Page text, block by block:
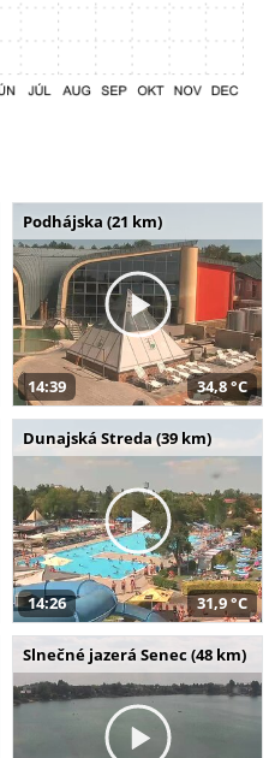
Podhájska (21 km)
14:39 34,8 °C
Dunajská Streda (39 km)
14:26 31,9 °C
Slnečné jazerá Senec (48 km)